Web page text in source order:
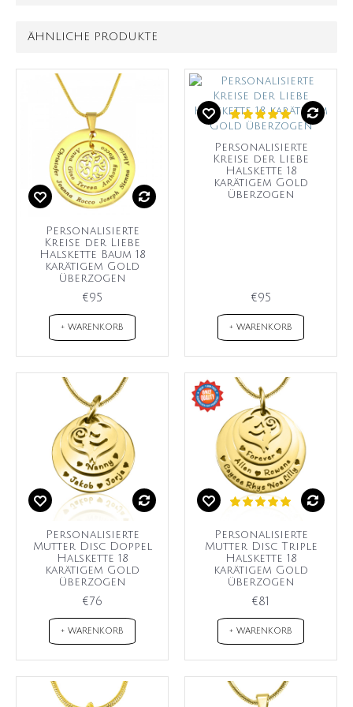
ÄHNLICHE PRODUKTE
Personalisierte
Kreise der Liebe
Halskette Baum 18
karätigem Gold
überzogen
€95
+ WARENKORB
Personalisierte
Kreise der Liebe
Halskette 18
karätigem Gold
überzogen
€95
+ WARENKORB
Personalisierte
Mutter Disc Doppel
Halskette 18
karätigem Gold
überzogen
€76
+ WARENKORB
Personalisierte
Mutter Disc Triple
Halskette 18
karätigem Gold
überzogen
€81
+ WARENKORB